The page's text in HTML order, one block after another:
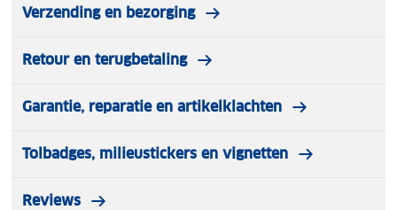
Verzending en bezorging
Retour en terugbetaling
Garantie, reparatie en artikelklachten
Tolbadges, milieustickers en vignetten
Reviews